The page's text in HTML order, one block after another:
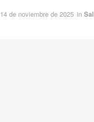
14 de noviembre de 2025 in